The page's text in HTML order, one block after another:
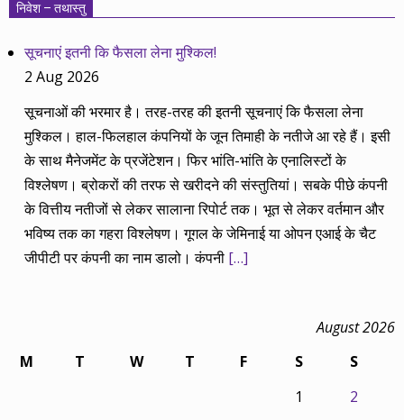
निवेश – तथास्तु
सूचनाएं इतनी कि फैसला लेना मुश्किल!
2 Aug 2026
सूचनाओं की भरमार है। तरह-तरह की इतनी सूचनाएं कि फैसला लेना
मुश्किल। हाल-फिलहाल कंपनियों के जून तिमाही के नतीजे आ रहे हैं। इसी
के साथ मैनेजमेंट के प्रजेंटेशन। फिर भांति-भांति के एनालिस्टों के
विश्लेषण। ब्रोकरों की तरफ से खरीदने की संस्तुतियां। सबके पीछे कंपनी
के वित्तीय नतीजों से लेकर सालाना रिपोर्ट तक। भूत से लेकर वर्तमान और
भविष्य तक का गहरा विश्लेषण। गूगल के जेमिनाई या ओपन एआई के चैट
जीपीटी पर कंपनी का नाम डालो। कंपनी […]
August 2026
M
T W T F S
S
1
2